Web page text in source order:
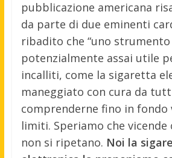
pubblicazione americana
da parte di due eminenti
ribadito che “uno strumento
potenzialmente assai utile
incalliti, come la sigaretta
maneggiato con cura da
comprenderne fino in fondo
limiti. Speriamo che vicende
non si ripetano. Noi la